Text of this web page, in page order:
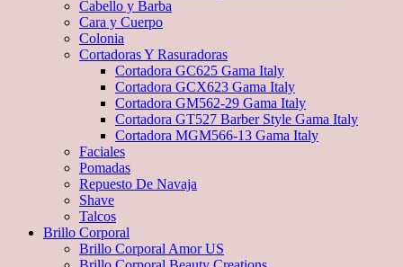
Cabello y Barba
Cara y Cuerpo
Colonia
Cortadoras Y Rasuradoras
Cortadora GC625 Gama Italy
Cortadora GCX623 Gama Italy
Cortadora GM562-29 Gama Italy
Cortadora GT527 Barber Style Gama Italy
Cortadora MGM566-13 Gama Italy
Faciales
Pomadas
Repuesto De Navaja
Shave
Talcos
Brillo Corporal
Brillo Corporal Amor US